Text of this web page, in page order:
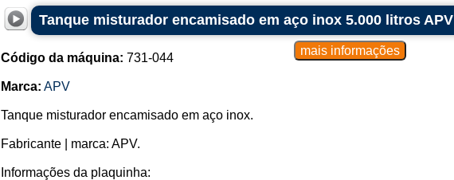
Tanque misturador encamisado em aço inox 5.000 litros APV
Código da máquina: 731-044
Marca: APV
Tanque misturador encamisado em aço inox.
Fabricante | marca: APV.
Informações da plaquinha: